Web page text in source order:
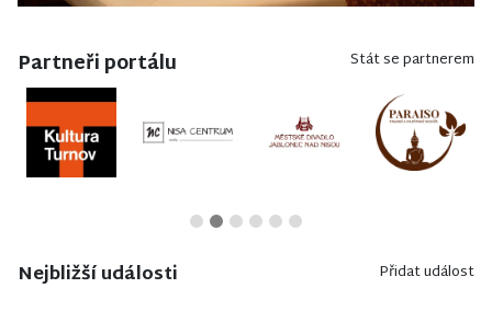
Partneři portálu Stát se partnerem
Nejbližší události Přidat událost